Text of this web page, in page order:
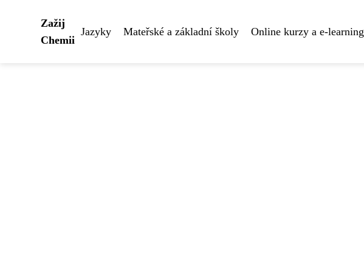
Zažij
Chemii
Jazyky Mateřské a základní školy Online kurzy a e-learning